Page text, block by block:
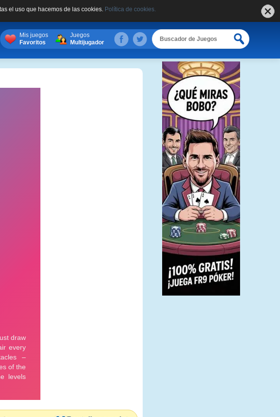
el uso que hacemos de las cookies. Política de cookies.
Mis juegos
Favoritos
Juegos
Multijugador